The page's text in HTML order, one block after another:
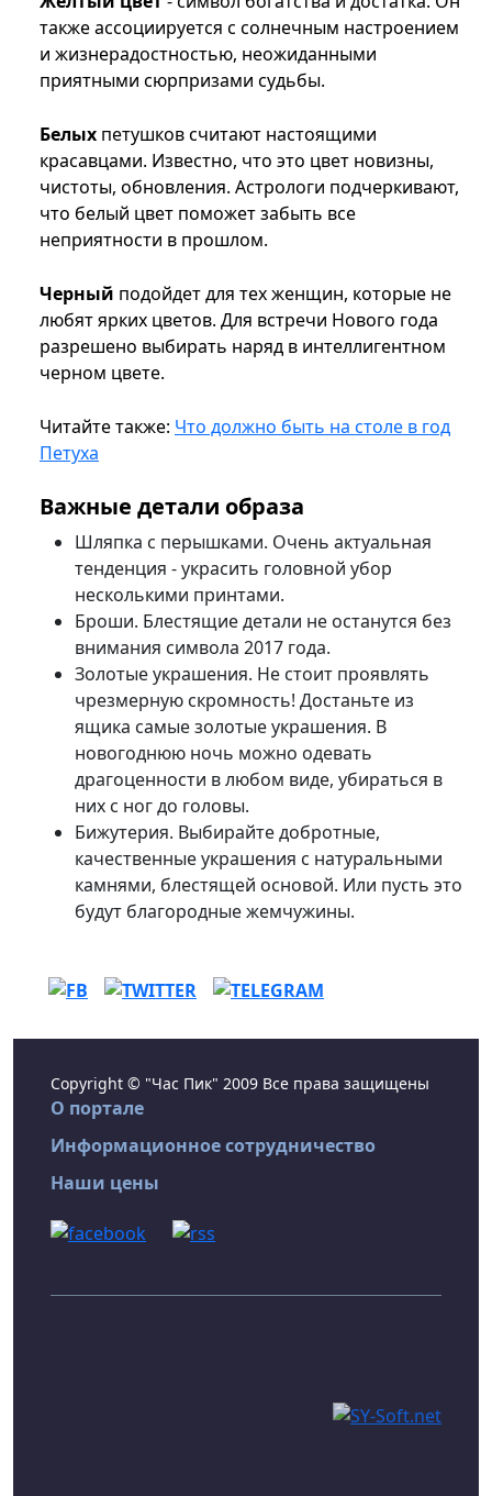
также ассоциируется с солнечным настроением
и жизнерадостностью, неожиданными
приятными сюрпризами судьбы.
Белых петушков считают настоящими
красавцами. Известно, что это цвет новизны,
чистоты, обновления. Астрологи подчеркивают,
что белый цвет поможет забыть все
неприятности в прошлом.
Черный подойдет для тех женщин, которые не
любят ярких цветов. Для встречи Нового года
разрешено выбирать наряд в интеллигентном
черном цвете.
Читайте также: Что должно быть на столе в год
Петуха
Важные детали образа
Шляпка с перышками. Очень актуальная
тенденция - украсить головной убор
несколькими принтами.
Броши. Блестящие детали не останутся без
внимания символа 2017 года.
Золотые украшения. Не стоит проявлять
чрезмерную скромность! Достаньте из
ящика самые золотые украшения. В
новогоднюю ночь можно одевать
драгоценности в любом виде, убираться в
них с ног до головы.
Бижутерия. Выбирайте добротные,
качественные украшения с натуральными
камнями, блестящей основой. Или пусть это
будут благородные жемчужины.
Copyright © "Час Пик" 2009 Все права защищены
О портале
Информационное сотрудничество
Наши цены